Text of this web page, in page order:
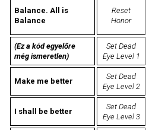
Balance. All is
Balance
Reset
Honor
(Ez a kód egyelőre
még ismeretlen)
Set Dead
Eye Level 1
Make me better
Set Dead
Eye Level 2
I shall be better
Set Dead
Eye Level 3